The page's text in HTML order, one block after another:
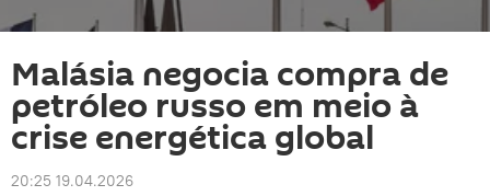
Malásia negocia compra de
petróleo russo em meio à
crise energética global
20:25 19.04.2026